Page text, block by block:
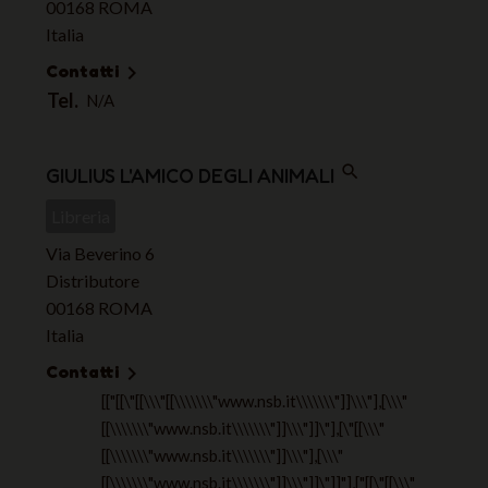
00168 ROMA
Italia
Contatti 
Tel. N/A
GIULIUS L'AMICO DEGLI ANIMALI search
Via Beverino 6
Distributore
00168 ROMA
Italia
Contatti 
[["[[\"[[\\\"[[\\\\\\\"www.nsb.it\\\\\\\"]]\\\"],[\\\"
[[\\\\\\\"www.nsb.it\\\\\\\"]]\\\"]]\"],[\"[[\\\"
[[\\\\\\\"www.nsb.it\\\\\\\"]]\\\"],[\\\"
[[\\\\\\\"www.nsb.it\\\\\\\"]]\\\"]]\"]]"],["[[\"[[\\\"